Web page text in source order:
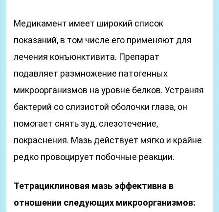
Медикамент имеет широкий список
показаний, в том числе его применяют для
лечения конъюнктивита. Препарат
подавляет размножение патогенных
микроорганизмов на уровне белков. Устраняя
бактерий со слизистой оболочки глаза, он
помогает снять зуд, слезотечение,
покраснения. Мазь действует мягко и крайне
редко провоцирует побочные реакции.
Тетрациклиновая мазь эффективна в
отношении следующих микроорганизмов: